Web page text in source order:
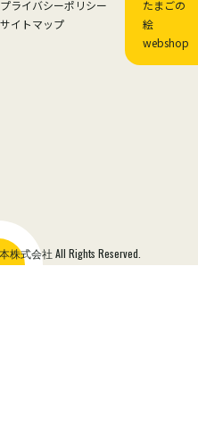
プライバシーポリシー
サイトマップ
たまごの
絵
webshop
式会社 All Rights Reserved.